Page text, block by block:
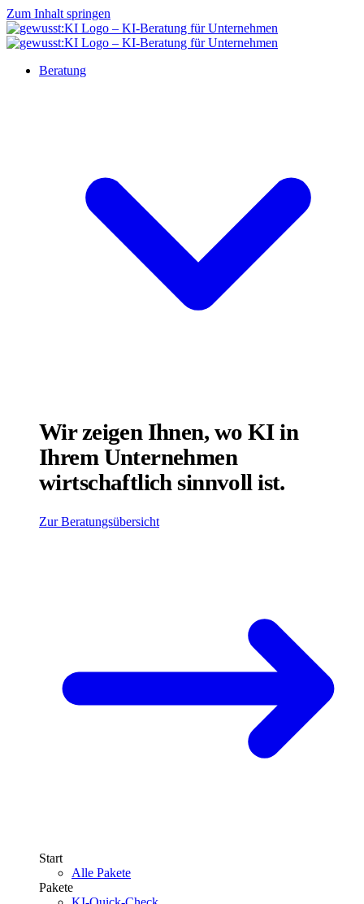
Zum Inhalt springen
Beratung
Wir zeigen Ihnen, wo KI in
Ihrem Unternehmen
wirtschaftlich sinnvoll ist.
Zur Beratungsübersicht
Start
Alle Pakete
Pakete